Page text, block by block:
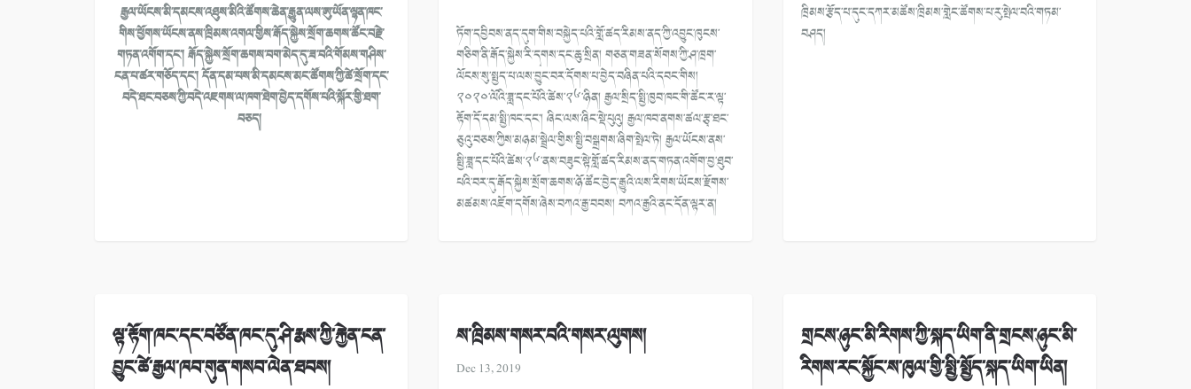
རྒྱལ་ཡོངས་མི་དམངས་འཐུས་མིའི་ཚོགས་ཆེན་རྒྱུན་ལས་ཨུ་ཡོན་ལྷན་ཁང་
གིས་ཕྱོགས་ཡོངས་ནས་ཁྲིམས་འགལ་གྱིས་རྒོད་སྐྱེས་སྲོག་ཆགས་ཚོང་བརྗེ་
གཏན་འགོག་དང་། རྒོད་སྐྱེས་སྲོག་ཆགས་བག་མེད་དུ་ཟ་བའི་གོམས་གཤིས་
ངན་པ་ཚར་གཅོད་དང་། དོན་དམ་པས་མི་དམངས་མང་ཚོགས་ཀྱི་ཚེ་སྲོག་དང་
བདེ་ཐང་བཅས་ཀྱི་བདེ་འཇགས་ལ་ཁག་ཐེག་བྱེད་དགོས་པའི་སྐོར་གྱི་ཐག་
བཅད།
ཏོག་དབྱིབས་ནད་དུག་གིས་བསྐྱེད་པའི་གློ་ཚད་རིམས་ནད་ཀྱི་འབྱུང་ཁུངས་
གཅིག་ནི་རྒོད་སྐྱེས་རི་དྭགས་དང་ཆུ་སྲིན། གཅན་གཟན་སོགས་ཀྱི་ཤ་ཁྲག་
ལོངས་སུ་སྤྱད་པ་ལས་བྱུང་བར་དོགས་པ་བྱེད་བཞིན་པའི་དབང་གིས།
༢༠༢༠་ལོའི་ཟླ་དང་པོའི་ཚེས་༢༦་ཉིན། རྒྱལ་སྲིད་སྤྱི་ཁྱབ་ཁང་གི་ཚོང་ར་ལྟ་
རྟོག་དོ་དམ་སྤྱི་ཁང་དང་། ཞིང་ལས་ཞིང་སྡེ་པུའུ། རྒྱལ་ཁབ་ནགས་ཚལ་རྩྭ་ཐང་
ཅུའུ་བཅས་ཀྱིས་མཉམ་སྦྲེལ་གྱིས་སྤྱི་བསྒྲགས་ཞིག་སྤེལ་ཏེ། རྒྱལ་ཡོངས་ནས་
སྤྱི་ཟླ་དང་པོའི་ཚེས་༢༦་ནས་བཟུང་སྟེ་གློ་ཚད་རིམས་ནད་གཏན་འགོག་བྱ་ཐུབ་
པའི་བར་དུ་རྒོད་སྐྱེས་སྲོག་ཆགས་ཉོ་ཚོང་བྱེད་རྒྱུའི་ལས་རིགས་ཡོངས་རྫོགས་
མཚམས་འཇོག་དགོས་ཞེས་བཀའ་རྒྱ་བབས། བཀའ་རྒྱའི་ནང་དོན་ལྟར་ན།
ཁྲིམས་རྩོད་པ་དུང་དཀར་མཚོས་ཁྲིམས་གླེང་ཚོགས་པ་རུ་སྤེལ་བའི་གཏམ་
བཤད།
ལྟ་རྟོག་ཁང་དང་བཙོན་ཁང་དུ་ཤི་རྨས་ཀྱི་རྐྱེན་ངན་
བྱུང་ཚེ་རྒྱལ་ཁབ་གུན་གསབ་ལེན་ཐབས།
ས་ཁྲིམས་གསར་བའི་གསར་ལུགས།
Dec 13, 2019
གྲངས་ཉུང་མི་རིགས་ཀྱི་སྐད་ཡིག་ནི་གྲངས་ཉུང་མི་
རིགས་རང་སྐྱོང་ས་ཁུལ་གྱི་སྤྱི་སྤྱོད་སྐད་ཡིག་ཡིན།